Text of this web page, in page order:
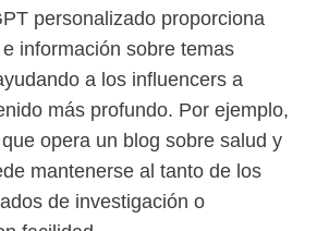
personalizado proporciona
información sobre temas
a los influencers a
más profundo. Por ejemplo,
opera un blog sobre salud y
mantenerse al tanto de los
de investigación o